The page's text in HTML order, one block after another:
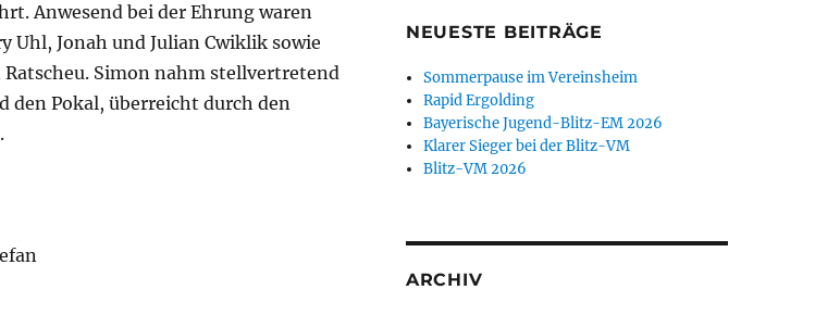
Anwesend bei der Ehrung waren
Uhl, Jonah und Julian Cwiklik sowie
Simon nahm stellvertretend
den Pokal, überreicht durch den
NEUESTE BEITRÄGE
Sommerpause im Vereinsheim
Rapid Ergolding
Bayerische Jugend-Blitz-EM 2026
Klarer Sieger bei der Blitz-VM
Blitz-VM 2026
ARCHIV